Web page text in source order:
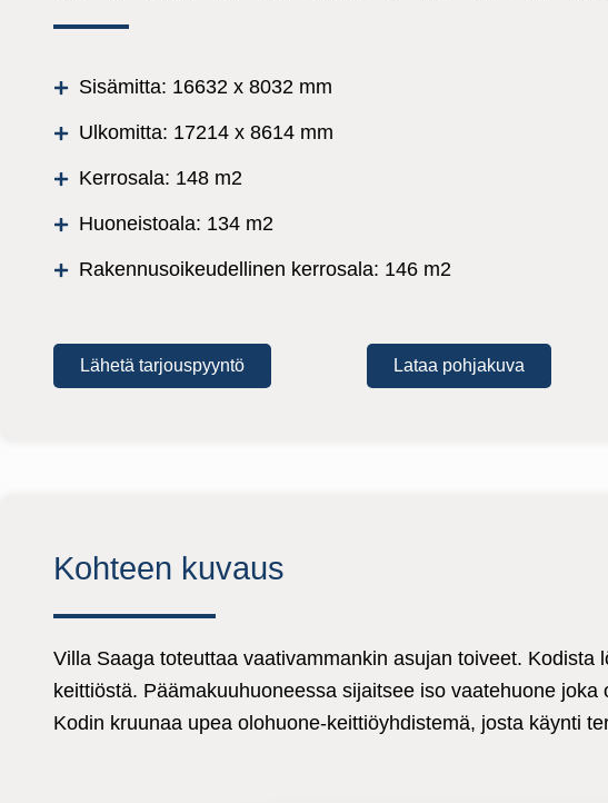
Sisämitta: 16632 x 8032 mm
Ulkomitta: 17214 x 8614 mm
Kerrosala: 148 m2
Huoneistoala: 134 m2
Rakennusoikeudellinen kerrosala: 146 m2
Lähetä tarjouspyyntö Lataa pohjakuva
Kohteen kuvaus
Villa Saaga toteuttaa vaativammankin asujan toiveet.
keittiöstä. Päämakuuhuoneessa sijaitsee iso vaatehuone
Kodin kruunaa upea olohuone-keittiöyhdistemä, josta käynti